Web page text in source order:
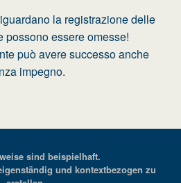
la registrazione delle
possono essere omesse!
può avere successo anche
impegno.
sind beispielhaft.
und kontextbezogen zu